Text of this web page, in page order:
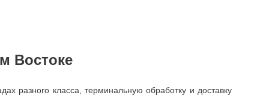
Востоке
разного класса, терминальную обработку и доставку